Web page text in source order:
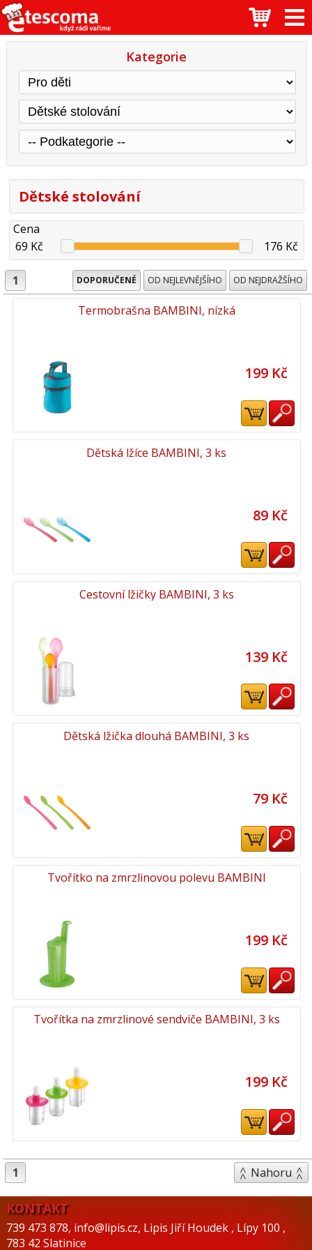
Kategorie
Dětské stolování
Cena
69 Kč
176 Kč
1 DOPORUČENÉ OD NEJLEVNĚJŠÍHO OD NEJDRAŽŠÍHO
Termobrašna BAMBINI, nízká
199 Kč
Dětská lžíce BAMBINI, 3 ks
89 Kč
Cestovní lžičky BAMBINI, 3 ks
139 Kč
Dětská lžička dlouhá BAMBINI, 3 ks
79 Kč
Tvořítko na zmrzlinovou polevu BAMBINI
199 Kč
Tvořítka na zmrzlinové sendviče BAMBINI, 3 ks
199 Kč
1 Nahoru
KONTAKT
739 473 878, info@lipis.cz, Lipis Jiří Houdek , Lípy 100 ,
783 42 Slatinice